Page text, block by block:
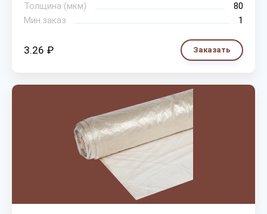
Толщина (мкм)
80
Мин.заказ
1
3.26 ₽ Заказать